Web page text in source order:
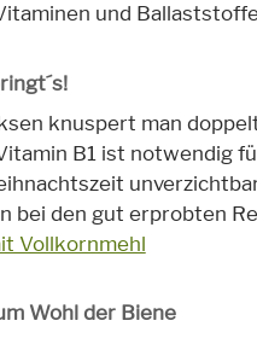
und
knuspert man
B1 ist notwendig
bei den gut erprobten
Vollkornmehl
Wohl der Biene